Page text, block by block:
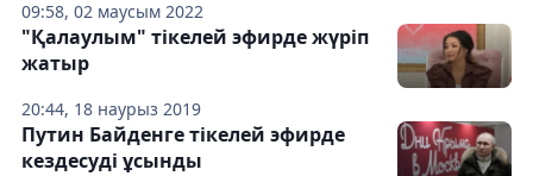
09:58, 02 маусым 2022
20:44, 18 наурыз 2019
"Қалаулым" тікелей эфирде жүріп
жатыр
Путин Байденге тікелей эфирде
кездесуді ұсынды